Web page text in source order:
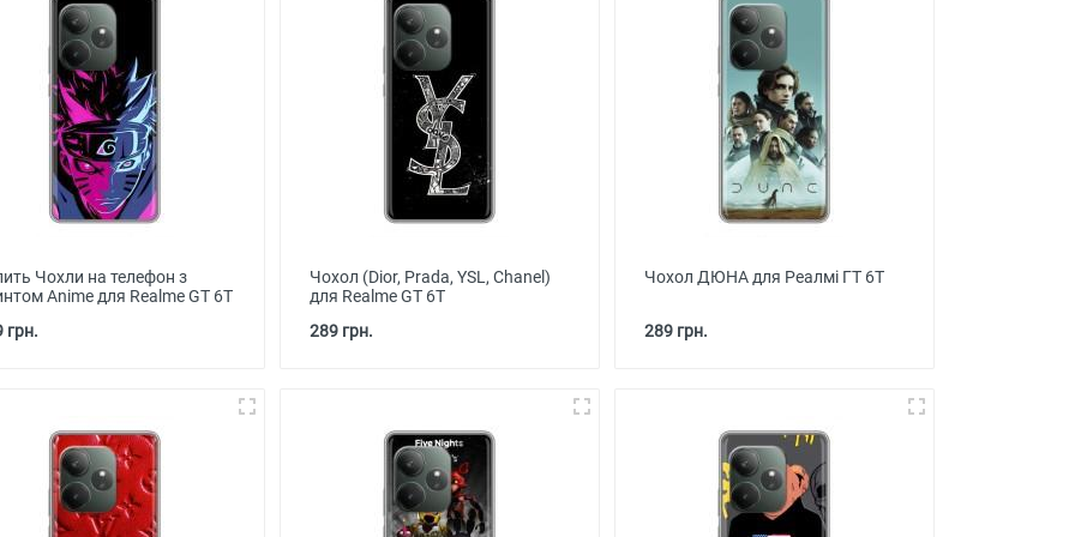
Чохли на телефон з
Anime для Realme GT 6T
грн.
Чохол (Dior, Prada, YSL, Chanel)
для Realme GT 6T
289 грн.
Чохол ДЮНА для Реалмі ГТ 6Т
289 грн.